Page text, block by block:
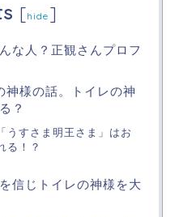
[hide ]
な人？正観さんプロフ
神様の話。トイレの神
？
うすさま明王さま」はお
る！？
信じトイレの神様を大